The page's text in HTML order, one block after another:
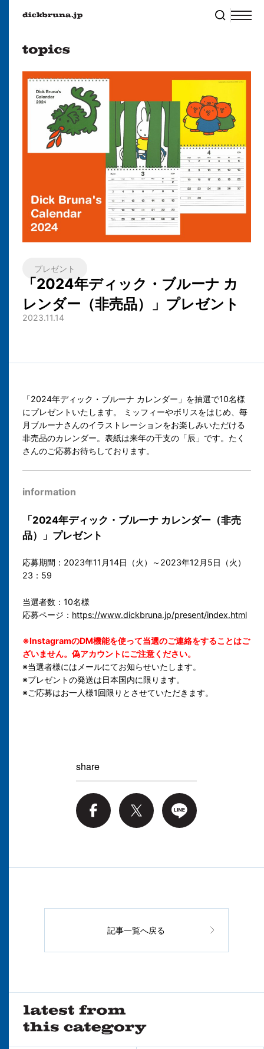
プレゼント
「2024年ディック・ブルーナ カ
レンダー（非売品）」プレゼント
2023.11.14
「2024年ディック・ブルーナ カレンダー」を抽選で10名様
にプレゼントいたします。 ミッフィーやボリスをはじめ、毎
月ブルーナさんのイラストレーションをお楽しみいただける
非売品のカレンダー。表紙は来年の干支の「辰」です。たく
さんのご応募お待ちしております。
information
「2024年ディック・ブルーナ カレンダー（非売
品）」プレゼント
応募期間：2023年11月14日（火）～2023年12月5日（火）
23：59
当選者数：10名様
応募ページ： https://www.dickbruna.jp/present/index.html
※InstagramのDM機能を使って当選のご連絡をすることはご
ざいません。偽アカウントにご注意ください。
※当選者様にはメールにてお知らせいたします。
※プレゼントの発送は日本国内に限ります。
※ご応募はお一人様1回限りとさせていただきます。
share
記事一覧へ戻る